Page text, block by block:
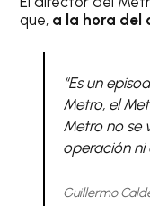
que, a la hora del
“Es un
Metro, el
Metro no se
operación ni
Guillermo